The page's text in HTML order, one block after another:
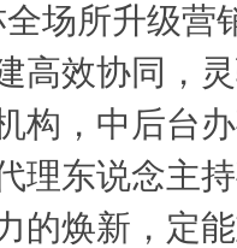
全场所升级营
高效协同，
构，中后台
理东说念主
的焕新，定